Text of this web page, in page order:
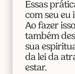
Essas
com seu eu
Ao fazer
também
sua
da lei da
estar.